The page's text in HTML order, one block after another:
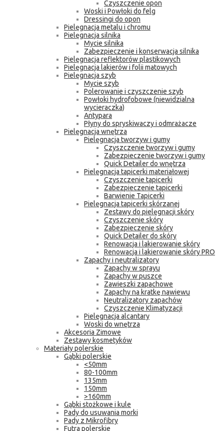
Czyszczenie opon
Woski i Powłoki do felg
Dressingi do opon
Pielęgnacja metalu i chromu
Pielęgnacja silnika
Mycie silnika
Zabezpieczenie i konserwacja silnika
Pielęgnacja reflektorów plastikowych
Pielęgnacja lakierów i folii matowych
Pielęgnacja szyb
Mycie szyb
Polerowanie i czyszczenie szyb
Powłoki hydrofobowe (niewidzialna
wycieraczka)
Antypara
Płyny do spryskiwaczy i odmrażacze
Pielęgnacja wnętrza
Pielęgnacja tworzyw i gumy
Czyszczenie tworzyw i gumy
Zabezpieczenie tworzyw i gumy
Quick Detailer do wnętrza
Pielęgnacja tapicerki materiałowej
Czyszczenie tapicerki
Zabezpieczenie tapicerki
Barwienie Tapicerki
Pielęgnacja tapicerki skórzanej
Zestawy do pielęgnacji skóry
Czyszczenie skóry
Zabezpieczenie skóry
Quick Detailer do skóry
Renowacja i lakierowanie skóry
Renowacja i lakierowanie skóry PRO
Zapachy i neutralizatory
Zapachy w sprayu
Zapachy w puszce
Zawieszki zapachowe
Zapachy na kratkę nawiewu
Neutralizatory zapachów
Czyszczenie Klimatyzacji
Pielęgnacja alcantary
Woski do wnętrza
Akcesoria Zimowe
Zestawy kosmetyków
Materiały polerskie
Gąbki polerskie
<50mm
80-100mm
135mm
150mm
>160mm
Gąbki stożkowe i kule
Pady do usuwania morki
Pady z Mikrofibry
Futra polerskie